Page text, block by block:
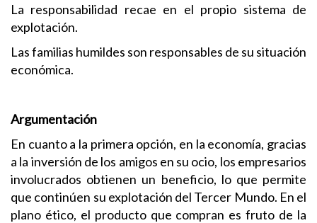
La responsabilidad recae en el propio sistema de
explotación.
Las familias humildes son responsables de su situación
económica.
Argumentación
En cuanto a la primera opción, en la economía, gracias
a la inversión de los amigos en su ocio, los empresarios
involucrados obtienen un beneficio, lo que permite
que continúen su explotación del Tercer Mundo. En el
plano ético, el producto que compran es fruto de la